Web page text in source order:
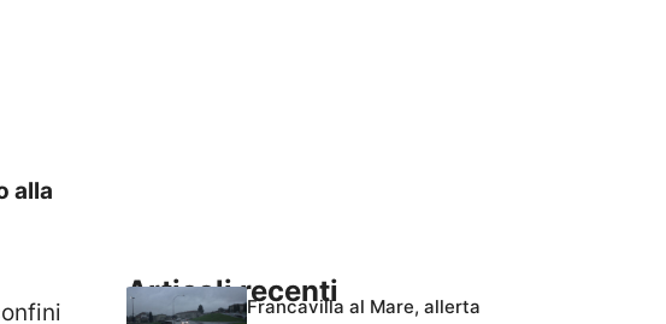
alla
Articoli recentiFrancavilla al Mare, allerta